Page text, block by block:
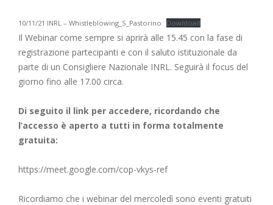
10/11/21 INRL – Whistleblowing_S_Pastorino Download
Il Webinar come sempre si aprirà alle 15.45 con la fase di
registrazione partecipanti e con il saluto istituzionale da
parte di un Consigliere Nazionale INRL. Seguirà il focus del
giorno fino alle 17.00 circa.
Di seguito il link per accedere, ricordando che
l’accesso è aperto a tutti in forma totalmente
gratuita:
https://meet.google.com/cop-vkys-ref
Ricordiamo che i webinar del mercoledì sono eventi gratuiti